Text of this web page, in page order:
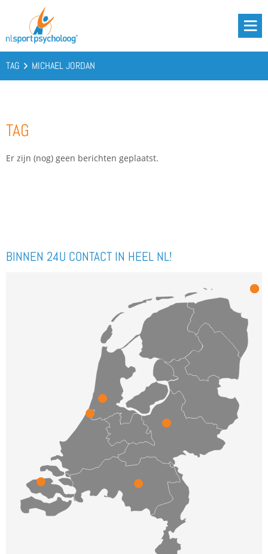
CONTACT
TAG MICHAEL JORDAN
TAG
Er zijn (nog) geen berichten geplaatst.
BINNEN 24U CONTACT IN HEEL NL!